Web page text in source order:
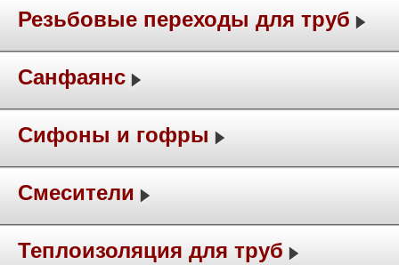
Резьбовые переходы для труб
Санфаянс
Сифоны и гофры
Смесители
Теплоизоляция для труб